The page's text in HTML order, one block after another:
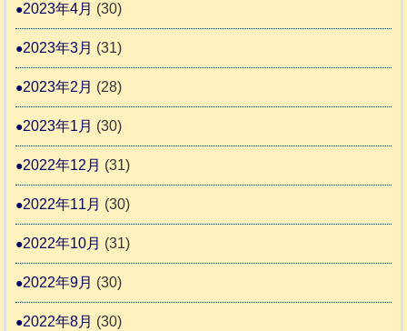
2023年4月 (30)
2023年3月 (31)
2023年2月 (28)
2023年1月 (30)
2022年12月 (31)
2022年11月 (30)
2022年10月 (31)
2022年9月 (30)
2022年8月 (30)